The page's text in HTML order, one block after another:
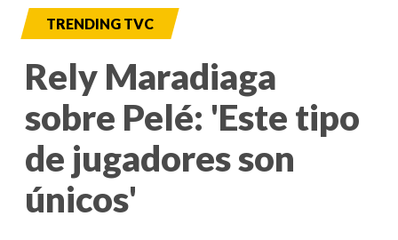
TRENDING TVC
Rely Maradiaga
sobre Pelé: 'Este tipo
de jugadores son
únicos'